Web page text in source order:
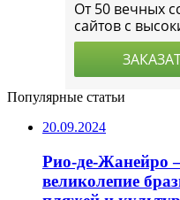
Популярные статьи
20.09.2024
Рио-де-Жанейро
великолепие